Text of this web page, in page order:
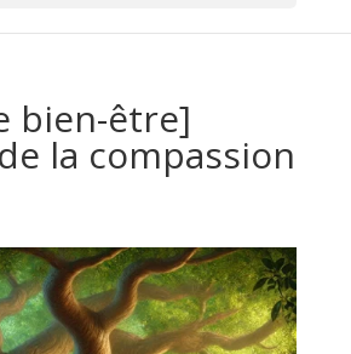
bien-être]
la compassion